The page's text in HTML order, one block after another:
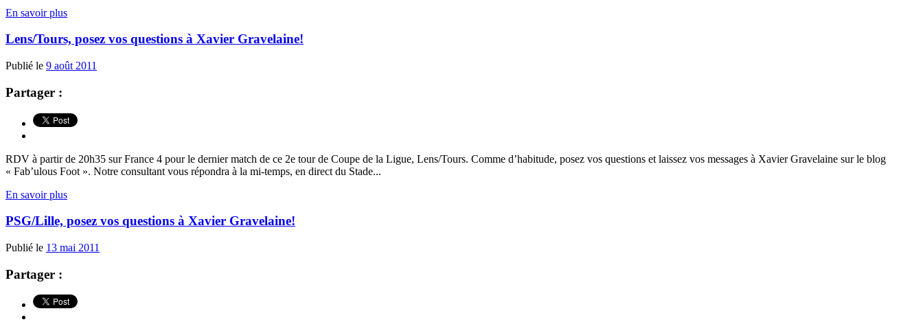
En savoir plus
Lens/Tours, posez vos questions à Xavier Gravelaine!
Publié le 9 août 2011
Partager :
RDV à partir de 20h35 sur France 4 pour le dernier match de ce 2e tour de Coupe de la Ligue, Lens/Tours. Comme d’habitude, posez vos questions et laissez vos messages à Xavier Gravelaine sur le blog
« Fab’ulous Foot ». Notre consultant vous répondra à la mi-temps, en direct du Stade...
En savoir plus
PSG/Lille, posez vos questions à Xavier Gravelaine!
Publié le 13 mai 2011
Partager :